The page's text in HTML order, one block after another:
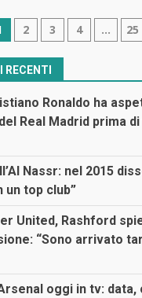
2 3 4 … 25
RECENTI
Ronaldo ha
Real Madrid prima
Nassr: nel 2015
un top club”
United, Rashford
“Sono arrivato
oggi in tv: data,